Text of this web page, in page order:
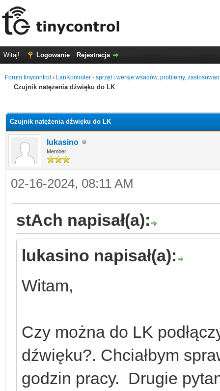
Witaj! Logowanie Rejestracja
Forum tinycontrol › LanKontroler - sprzęt i wersje wsadów, problemy,
Czujnik natężenia dźwięku do LK
Czujnik natężenia dźwięku do LK
lukasino
Member
02-16-2024, 08:11 AM
stAch napisał(a):
lukasino napisał(a):
Witam,
Czy można do LK
dźwięku?. Chciałbym
godzin pracy. Drugie